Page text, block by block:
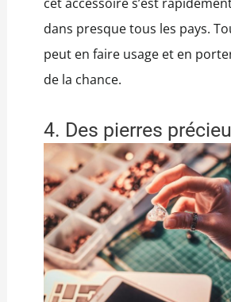
dans presque tous les pays.
peut en faire usage et en
de la chance.
4. Des pierres